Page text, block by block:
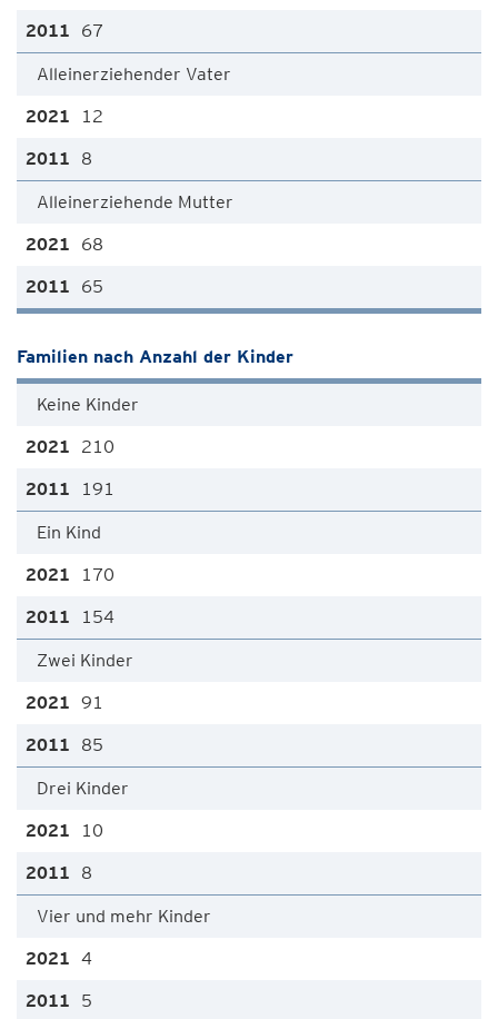
67
Alleinerziehender Vater
12
8
Alleinerziehende Mutter
68
65
Familien nach Anzahl der Kinder
Keine Kinder
210
191
Ein Kind
170
154
Zwei Kinder
91
85
Drei Kinder
10
8
Vier und mehr Kinder
4
5